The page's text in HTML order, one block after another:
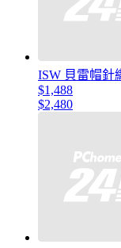
ISW 貝雷帽針
$1,488
$2,480